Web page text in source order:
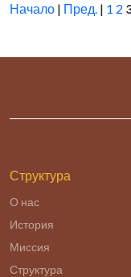
Начало | Пред. | 1 2
Структура
О нас
История
Миссия
Структура